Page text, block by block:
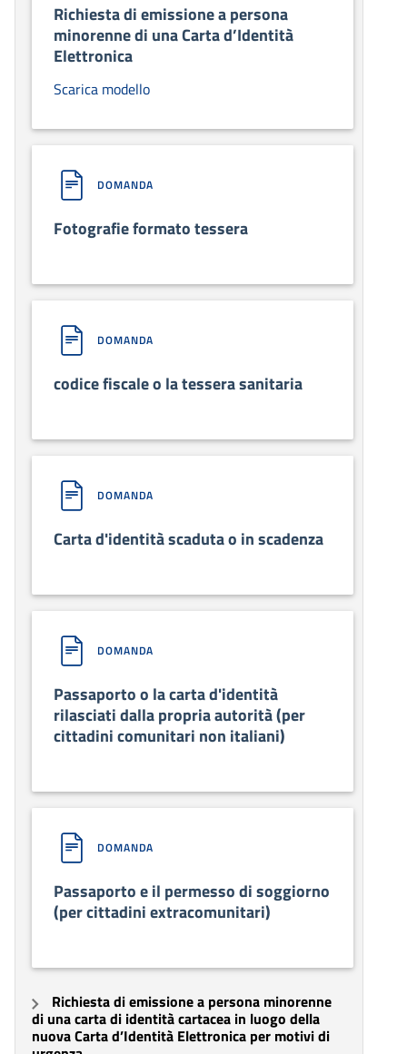
Richiesta di emissione a persona
minorenne di una Carta d’Identità
Elettronica
Scarica modello
DOMANDA
Fotografie formato tessera
DOMANDA
codice fiscale o la tessera sanitaria
DOMANDA
Carta d'identità scaduta o in scadenza
DOMANDA
Passaporto o la carta d'identità
rilasciati dalla propria autorità (per
cittadini comunitari non italiani)
DOMANDA
Passaporto e il permesso di soggiorno
(per cittadini extracomunitari)
Richiesta di emissione a persona minorenne
di una carta di identità cartacea in luogo della
nuova Carta d’Identità Elettronica per motivi di